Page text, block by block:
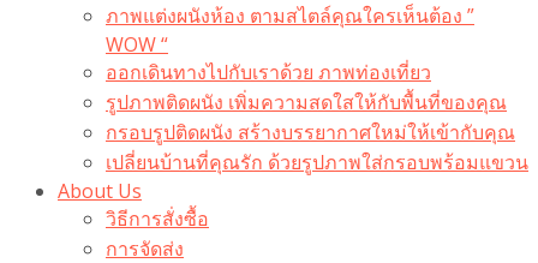
ภาพแต่งผนังห้อง ตามสไตล์คุณใครเห็นต้อง ”
WOW “
ออกเดินทางไปกับเราด้วย ภาพท่องเที่ยว
รูปภาพติดผนัง เพิ่มความสดใสให้กับพื้นที่ของคุณ
กรอบรูปติดผนัง สร้างบรรยากาศใหม่ให้เข้ากับคุณ
เปลี่ยนบ้านที่คุณรัก ด้วยรูปภาพใส่กรอบพร้อมแขวน​
About Us
วิธีการสั่งซื้อ
การจัดส่ง